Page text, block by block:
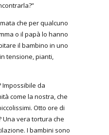
che per qualcuno
o il papà lo hanno
il bambino in uno
tensione, pianti,
Impossibile da
come la nostra, che
Otto ore di
Una vera tortura che
I bambini sono